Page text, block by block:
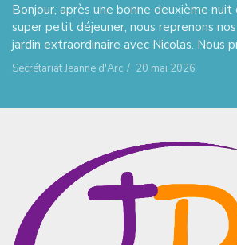
Bonjour, après une bonne deuxième
super petit déjeuner, nous reprenons
jardin extraordinaire avec Nicolas. Nous
Secrétariat Jeanne d'Arc / 20 mai 2026